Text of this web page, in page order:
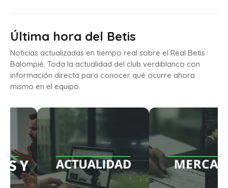
Última hora del Betis
Noticias actualizadas en tiempo real sobre el Real Betis
Balompié. Toda la actualidad del club verdiblanco con
información directa para conocer qué ocurre ahora
mismo en el equipo.